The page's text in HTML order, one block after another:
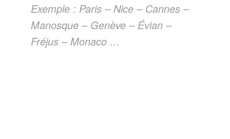
Exemple : Paris – Nice – Cannes –
Manosque – Genève – Évian –
Fréjus – Monaco …